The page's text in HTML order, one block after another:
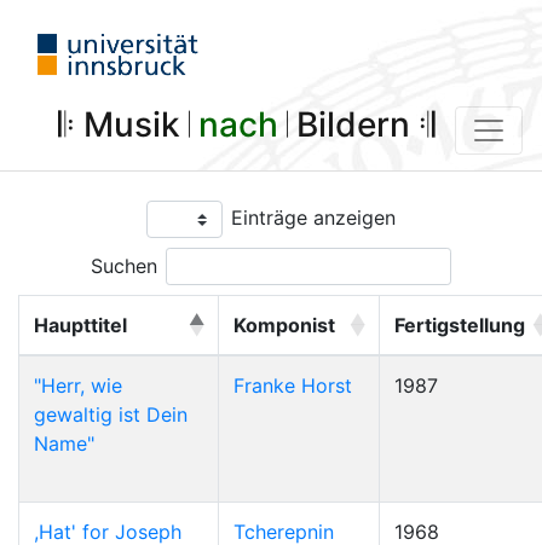
𝄆 Musik 𝄀 nach 𝄀 Bildern 𝄇
Einträge anzeigen
Suchen
Haupttitel Komponist Fertigstellung
"Herr, wie
gewaltig ist Dein
Name"
Franke Horst 1987
,Hat' for Joseph
Tcherepnin
1968